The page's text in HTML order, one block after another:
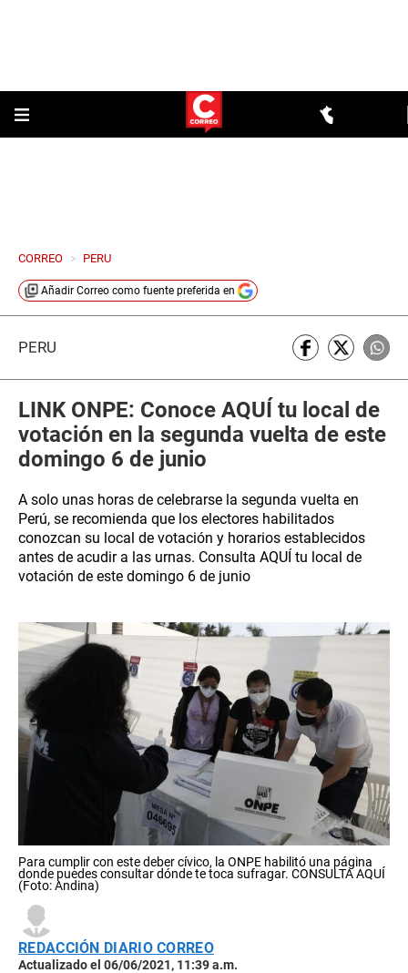
CORREO > PERU
Añadir Correo como fuente preferida en
PERÚ
LINK ONPE: Conoce AQUÍ tu local de
votación en la segunda vuelta de este
domingo 6 de junio
A solo unas horas de celebrarse la segunda vuelta en
Perú, se recomienda que los electores habilitados
conozcan su local de votación y horarios establecidos
antes de acudir a las urnas. Consulta AQUÍ tu local de
votación de este domingo 6 de junio
Para cumplir con este deber cívico, la ONPE habilitó una página
donde puedes consultar dónde te toca sufragar. CONSULTA AQUÍ
(Foto: Andina)
REDACCIÓN DIARIO CORREO
Actualizado el 06/06/2021, 11:39 a.m.